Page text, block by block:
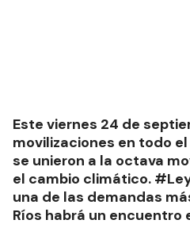
Este viernes 24 de
movilizaciones en todo
se unieron a la octava
el cambio climático.
una de las demandas
Ríos habrá un encuentro